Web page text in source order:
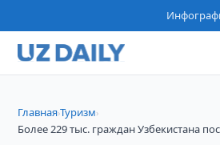
Главная›Туризм›
Более 229 тыс. граждан Узбекистана